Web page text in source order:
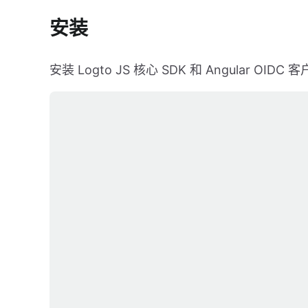
安装
安装 Logto JS 核心 SDK 和 Angular OIDC 客